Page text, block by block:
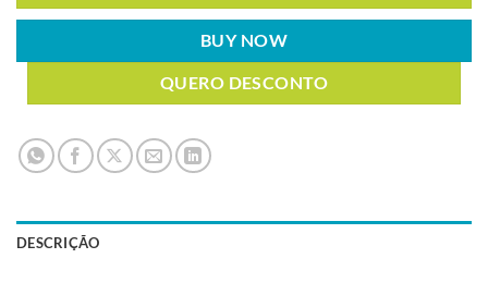
BUY NOW
QUERO DESCONTO
DESCRIÇÃO